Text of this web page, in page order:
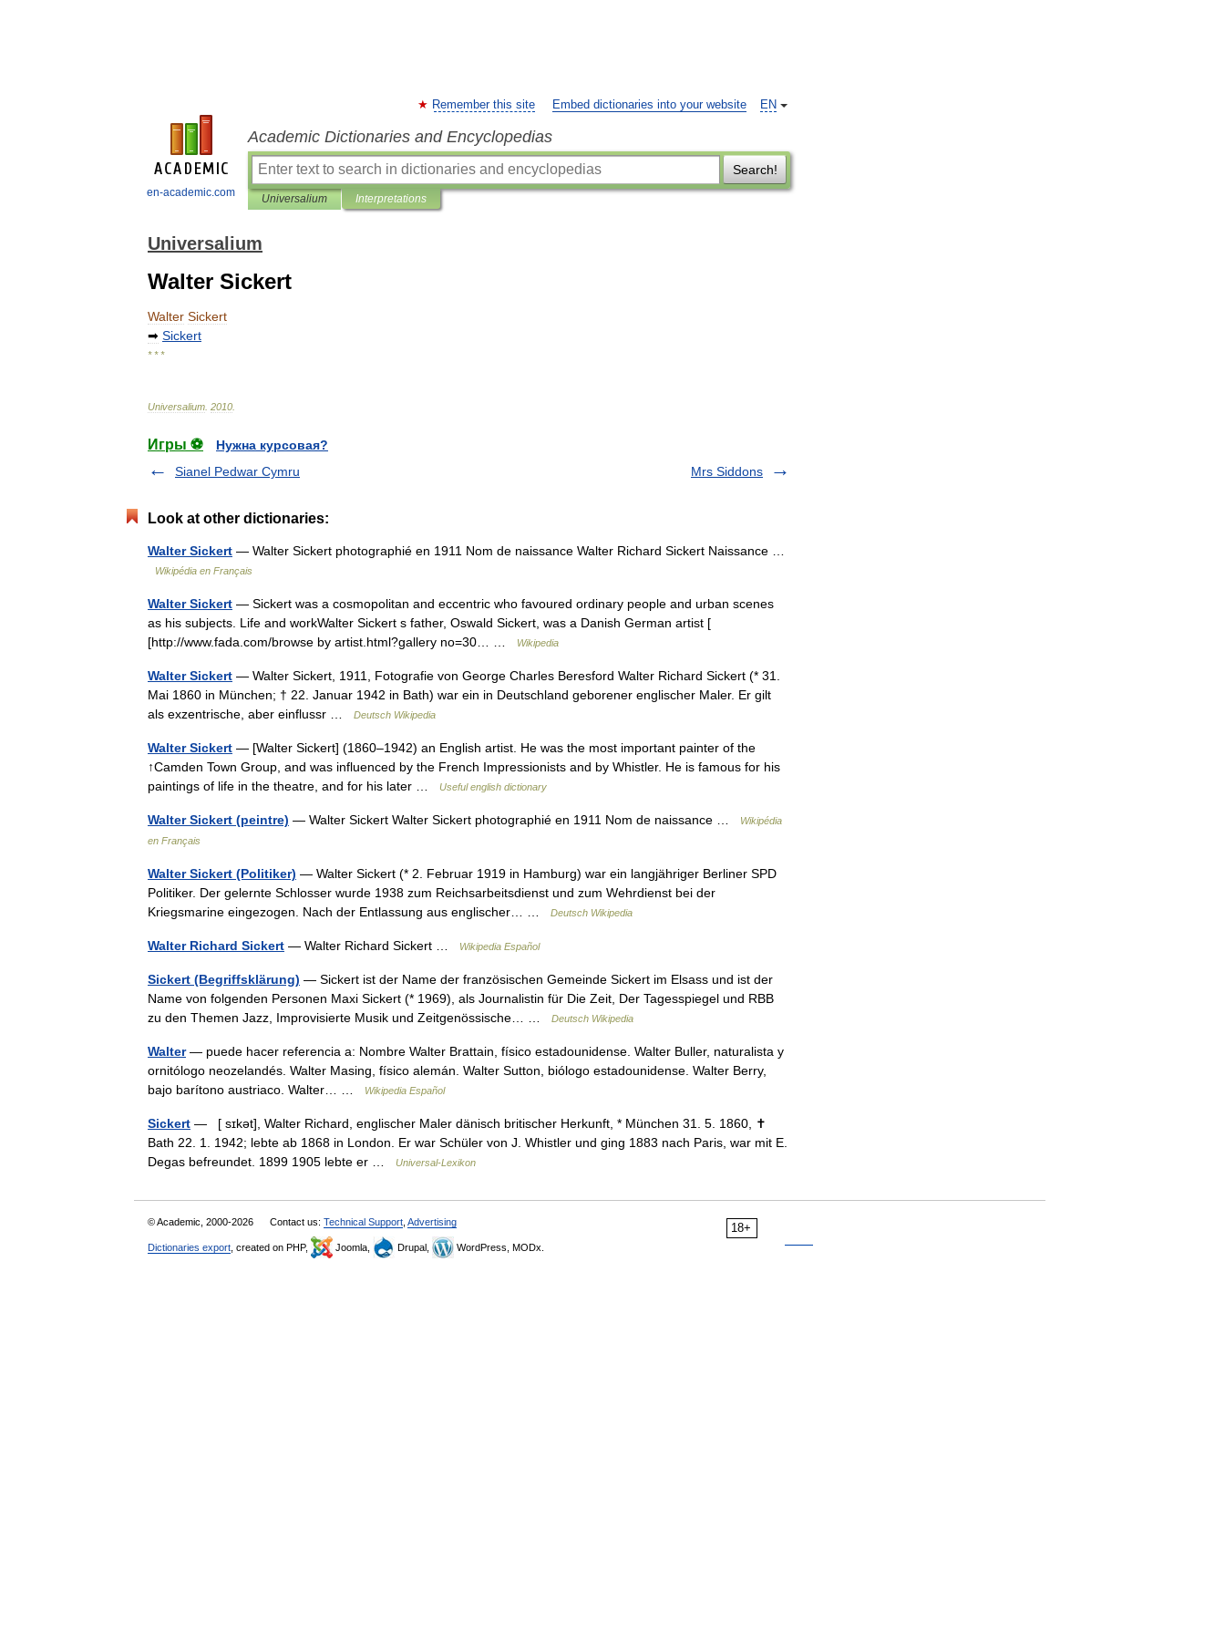
en-academic.com
EN
Remember this site Embed dictionaries into your website
Academic Dictionaries and Encyclopedias
Search!
Universalium Interpretations
Universalium
Walter Sickert
Walter Sickert
➡ Sickert
* * *
Universalium 2010
Игры ⚽
Нужна курсовая?
Sianel Pedwar Cymru
Mrs Siddons
Look at other dictionaries:
Walter Sickert — Walter Sickert photographié en 1911 Nom de naissance Walter Richard Sickert Naissance …
Wikipédia en Français
Walter Sickert — Sickert was a cosmopolitan and eccentric who favoured ordinary people and urban scenes
as his subjects. Life and workWalter Sickert s father, Oswald Sickert, was a Danish German artist [
[http://www.fada.com/browse by artist.html?gallery no=30… …
Wikipedia
Walter Sickert — Walter Sickert, 1911, Fotografie von George Charles Beresford Walter Richard Sickert (* 31.
Mai 1860 in München; † 22. Januar 1942 in Bath) war ein in Deutschland geborener englischer Maler. Er gilt
als exzentrische, aber einflussr …
Deutsch Wikipedia
Walter Sickert — [Walter Sickert] (1860–1942) an English artist. He was the most important painter of the
↑Camden Town Group, and was influenced by the French Impressionists and by Whistler. He is famous for his
paintings of life in the theatre, and for his later …
Useful english dictionary
Walter Sickert (peintre) — Walter Sickert Walter Sickert photographié en 1911 Nom de naissance …
Wikipédia
en Français
Walter Sickert (Politiker) — Walter Sickert (* 2. Februar 1919 in Hamburg) war ein langjähriger Berliner SPD
Politiker. Der gelernte Schlosser wurde 1938 zum Reichsarbeitsdienst und zum Wehrdienst bei der
Kriegsmarine eingezogen. Nach der Entlassung aus englischer… …
Deutsch Wikipedia
Walter Richard Sickert — Walter Richard Sickert … Wikipedia Español
Sickert (Begriffsklärung) — Sickert ist der Name der französischen Gemeinde Sickert im Elsass und ist der
Name von folgenden Personen Maxi Sickert (* 1969), als Journalistin für Die Zeit, Der Tagesspiegel und RBB
zu den Themen Jazz, Improvisierte Musik und Zeitgenössische… …
Deutsch Wikipedia
Walter— puede hacer referencia a: Nombre Walter Brattain, físico estadounidense. Walter Buller, naturalista y
ornitólogo neozelandés. Walter Masing, físico alemán. Walter Sutton, biólogo estadounidense. Walter Berry,
bajo barítono austriaco. Walter… …
Wikipedia Español
Sickert — [ sɪkət], Walter Richard, englischer Maler dänisch britischer Herkunft, * München 31. 5. 1860, ✝
Bath 22. 1. 1942; lebte ab 1868 in London. Er war Schüler von J. Whistler und ging 1883 nach Paris, war mit E.
Degas befreundet. 1899 1905 lebte er …
Universal-Lexikon
18+
© Academic, 2000-2026 Contact us: Technical Support Advertising
Dictionaries export , created on PHP, Joomla, Drupal, WordPress, MODx.